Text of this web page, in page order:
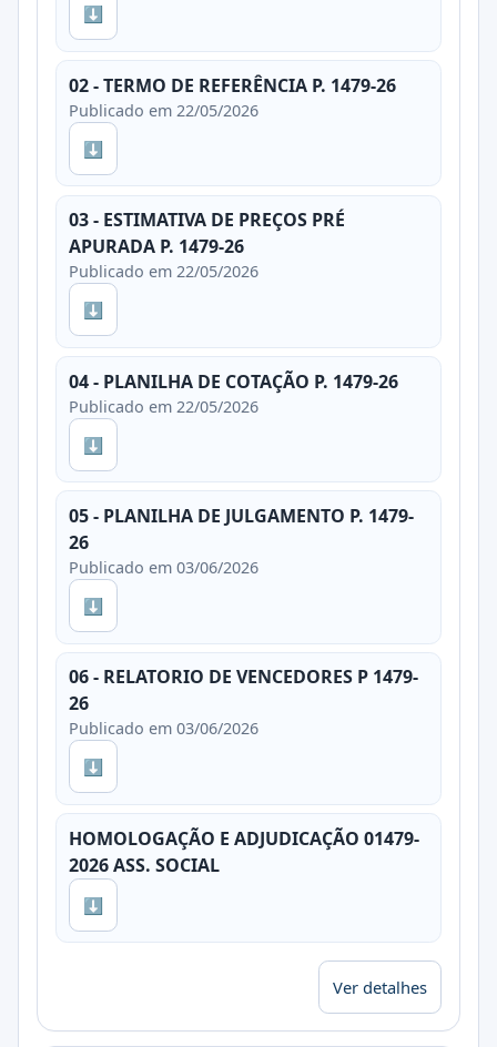
⬇
02 - TERMO DE REFERÊNCIA P. 1479-26
Publicado em 22/05/2026
⬇
03 - ESTIMATIVA DE PREÇOS PRÉ
APURADA P. 1479-26
Publicado em 22/05/2026
⬇
04 - PLANILHA DE COTAÇÃO P. 1479-26
Publicado em 22/05/2026
⬇
05 - PLANILHA DE JULGAMENTO P. 1479-
26
Publicado em 03/06/2026
⬇
06 - RELATORIO DE VENCEDORES P 1479-
26
Publicado em 03/06/2026
⬇
HOMOLOGAÇÃO E ADJUDICAÇÃO 01479-
2026 ASS. SOCIAL
⬇
Ver detalhes